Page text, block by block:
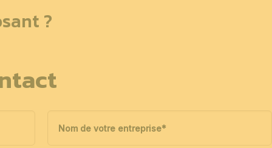
?
Nom de votre entreprise*